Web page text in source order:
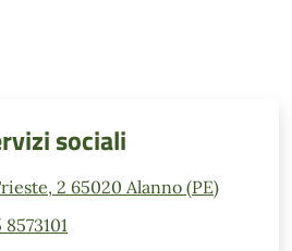
sociali
2 65020 Alanno (PE)